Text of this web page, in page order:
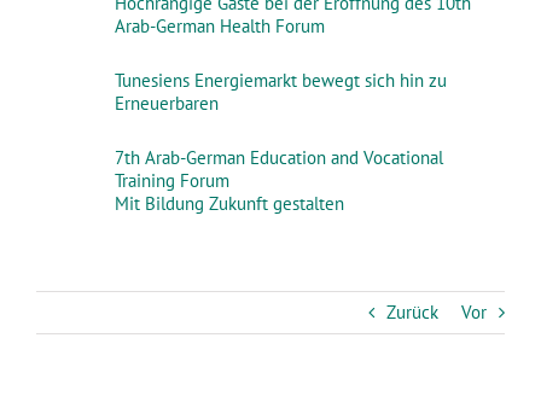
Zurück Vor
Arab-German Health Forum
Tunesiens Energiemarkt bewegt sich hin zu
Erneuerbaren
7th Arab-German Education and Vocational
Training Forum
Mit Bildung Zukunft gestalten